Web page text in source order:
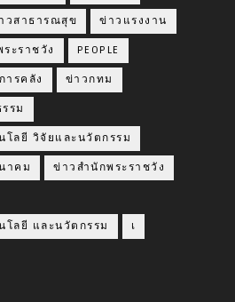
วสาธารณสุข ข่าวแรงงาน
ะราชวัง PEOPLE
การคลัง ข่าวกทม
รม
โลยี วิจัยและนวัตกรรม
าคม ข่าวสำนักพระราชวัง
โลยี และนวัตกรรม เ